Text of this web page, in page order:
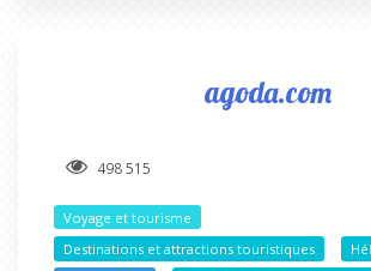
agoda.com
498 515
Voyage et tourisme
Destinations et attractions touristiques